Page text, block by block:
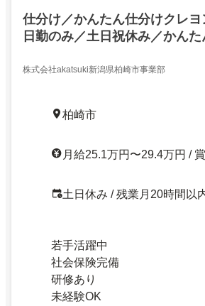
仕分け／かんたん仕分けクレ
日勤のみ／土日祝休み／かん
株式会社akatsuki新潟県柏崎市事業部
柏崎市
月給25.1万円〜29.4万円 /
土日休み / 残業月20時間以
若手活躍中
社会保険完備
研修あり
未経験OK